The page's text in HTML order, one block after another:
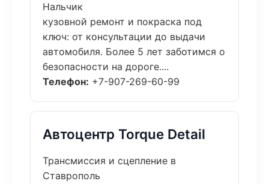
Нальчик
кузовной ремонт и покраска под
ключ: от консультации до выдачи
автомобиля. Более 5 лет заботимся о
безопасности на дороге....
Телефон: +7-907-269-60-99
Автоцентр Torque Detail
Трансмиссия и сцепление в
Ставрополь